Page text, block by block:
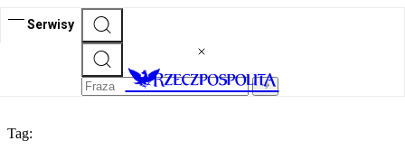
Serwisy
Tag: